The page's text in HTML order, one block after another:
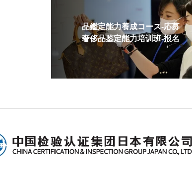
品鑑定能力養成コース-応募
奢侈品鉴定能力培训班-报名